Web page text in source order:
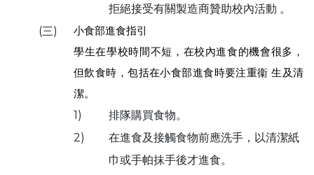
拒絕接受有關製造商贊助校內活動 。
(三)
小食部進食指引
學生在學校時間不短，在校內進食的機會很多，
但飲食時，包括在小食部進食時要注重衞 生及清
潔。
1)
排隊購買食物。
2)
在進食及接觸食物前應洗手，以清潔紙
巾或手帕抹手後才進食。